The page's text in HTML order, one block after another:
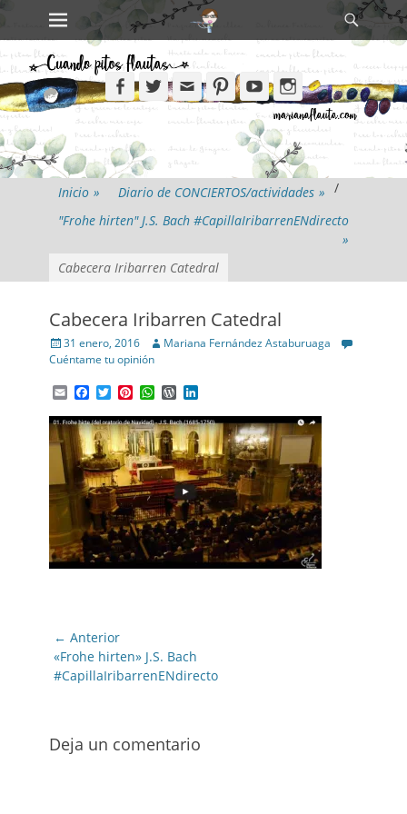
Skip
content
Primary Menu Search
Facebook
TwitterEmailPinterestYouTubeInstagram
Inicio » Diario de CONCIERTOS/actividades » /
"Frohe hirten" J.S. Bach #CapillaIribarrenENdirecto
»
Cabecera Iribarren Catedral
Cabecera Iribarren Catedral
Posted
on
31 enero, 2016 Author
Mariana Fernández Astaburuaga
Cuéntame tu opinión
EmailFacebook
TwitterPinterest
WhatsApp
WordPress
Navegación
de
entradas
← Anterior
Entrada
anterior:
«Frohe hirten» J.S. Bach
#CapillaIribarrenENdirecto
Deja un comentario